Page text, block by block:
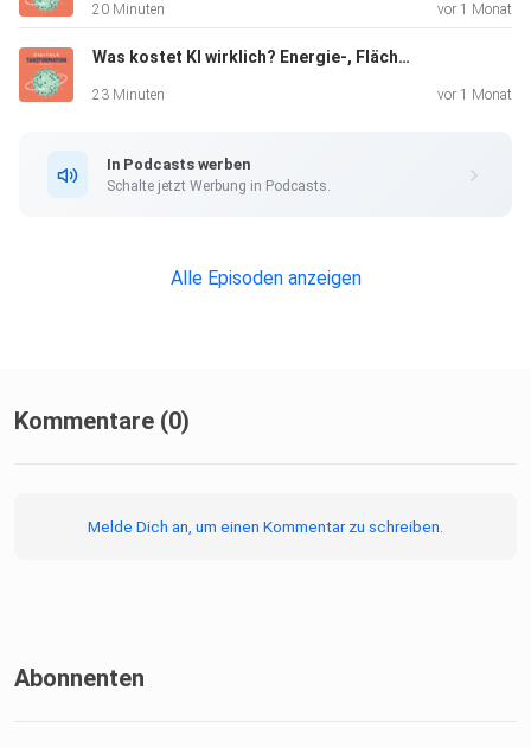
20 Minuten vor 1 Monat
Was kostet KI wirklich? Energie-, Flächen- und Wasserverbauch von Gigafactories
23 Minuten vor 1 Monat
In Podcasts werben
Schalte jetzt Werbung in Podcasts.
Alle Episoden anzeigen
Kommentare (0)
Melde Dich an, um einen Kommentar zu schreiben.
Abonnenten